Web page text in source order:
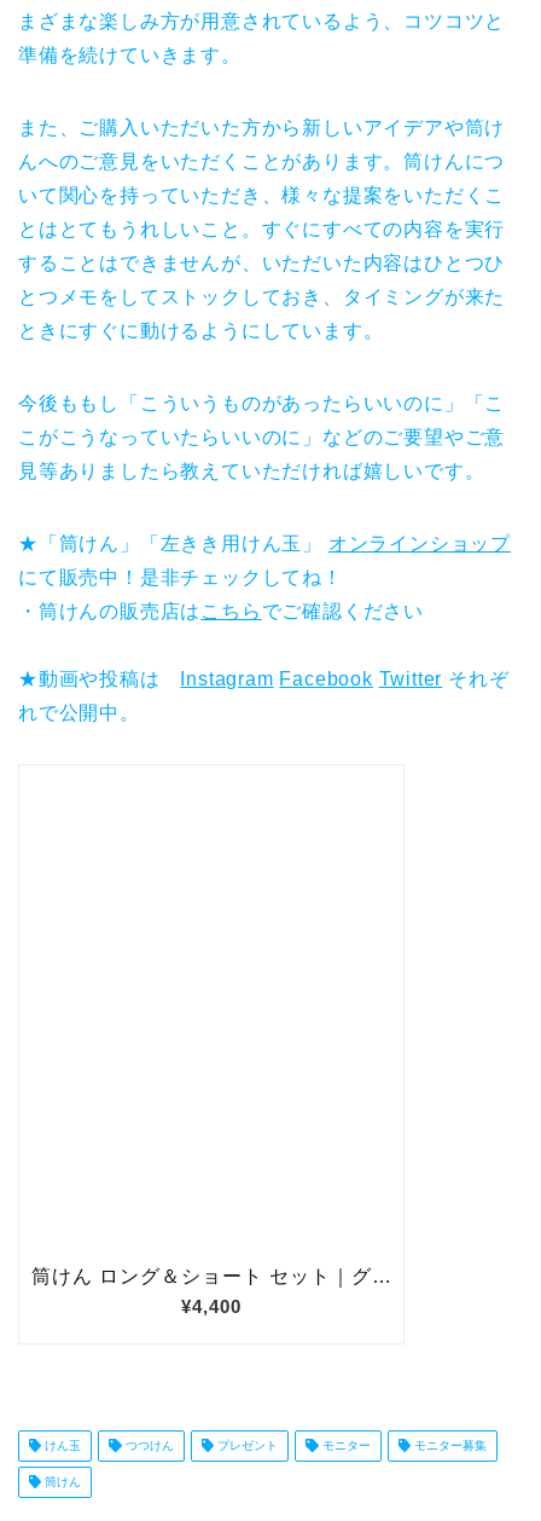
まざまな楽しみ方が用意されているよう、コツコツと
準備を続けていきます。
また、ご購入いただいた方から新しいアイデアや筒け
んへのご意見をいただくことがあります。筒けんにつ
いて関心を持っていただき、様々な提案をいただくこ
とはとてもうれしいこと。すぐにすべての内容を実行
することはできませんが、いただいた内容はひとつひ
とつメモをしてストックしておき、タイミングが来た
ときにすぐに動けるようにしています。
今後ももし「こういうものがあったらいいのに」「こ
こがこうなっていたらいいのに」などのご要望やご意
見等ありましたら教えていただければ嬉しいです。
★「筒けん」「左きき用けん玉」 オンラインショップ
にて販売中！是非チェックしてね！
・筒けんの販売店は こちら でご確認ください
★動画や投稿は Instagram Facebook Twitter それぞ
れで公開中。
けん玉 つつけん プレゼント モニター モニター募集
筒けん